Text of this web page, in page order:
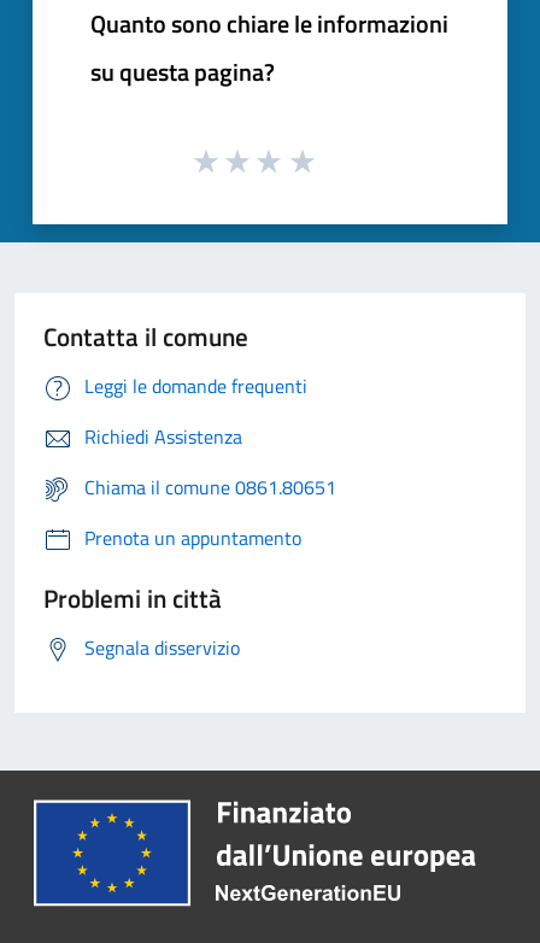
Quanto sono chiare le informazioni
su questa pagina?
Contatta il comune
Leggi le domande frequenti
Richiedi Assistenza
Chiama il comune 0861.80651
Prenota un appuntamento
Problemi in città
Segnala disservizio